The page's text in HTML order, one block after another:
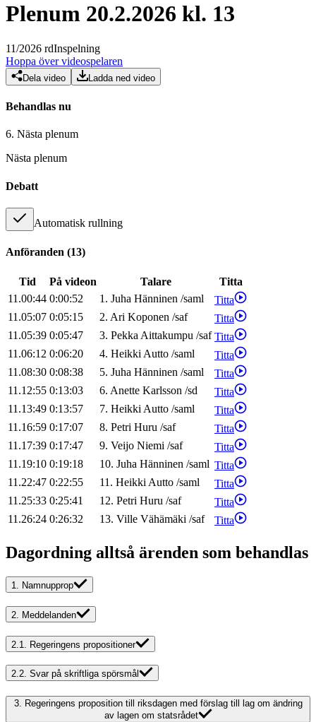
Plenum 20.2.2026 kl. 13
11/2026 rdInspelning
Hoppa över videospelaren
Dela video Ladda ned video
Behandlas nu
6. Nästa plenum
Nästa plenum
Debatt
Automatisk rullning
Anföranden (13)
Tid På videon Talare
Titta
11.00:44 0:00:52 1. Juha Hänninen /saml
Titta
11.05:07 0:05:15 2. Ari Koponen /saf
Titta
11.05:39 0:05:47 3. PekkaAittakumpu /saf Titta
11.06:12 0:06:20 4. HeikkiAutto /saml
Titta
11.08:30 0:08:38 5. Juha Hänninen /saml
Titta
11.12:55 0:13:03 6. Anette Karlsson /sd
Titta
11.13:49 0:13:57 7. HeikkiAutto /saml
Titta
11.16:59 0:17:07 8. Petri Huru /saf
Titta
11.17:39 0:17:47 9. Veijo Niemi /saf
Titta
11.19:10 0:19:18 10. Juha Hänninen /saml Titta
11.22:47 0:22:55 11. HeikkiAutto /saml
Titta
11.25:33 0:25:41 12. Petri Huru /saf
Titta
11.26:24 0:26:32 13. Ville Vähämäki /saf Titta
Dagordning alltså ärenden som behandlas
1. Namnupprop
2. Meddelanden
2.1. Regeringens propositioner
2.2. Svar på skriftliga spörsmål
3. Regeringens proposition till riksdagen med förslag till lag om ändring
av lagen om statsrådet